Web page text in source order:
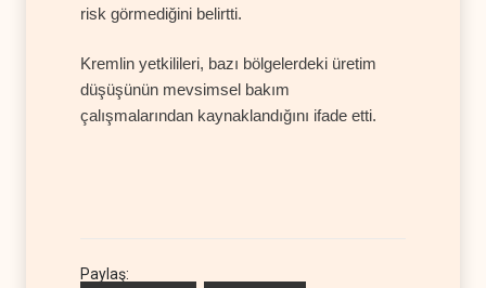
risk görmediğini belirtti.
Kremlin yetkilileri, bazı bölgelerdeki üretim
düşüşünün mevsimsel bakım
çalışmalarından kaynaklandığını ifade etti.
Paylaş: